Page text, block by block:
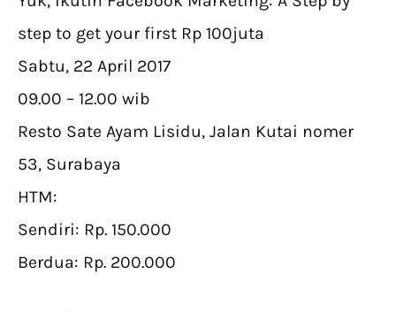
step to get your first Rp 100juta
Sabtu, 22 April 2017
09.00 – 12.00 wib
Resto Sate Ayam Lisidu, Jalan Kutai nomer
53, Surabaya
HTM:
Sendiri: Rp. 150.000
Berdua: Rp. 200.000